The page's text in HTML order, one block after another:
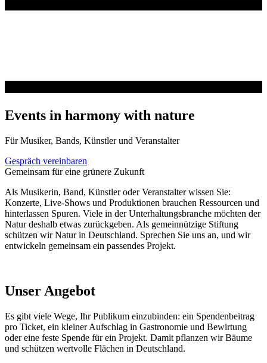
Events in harmony with nature
Für Musiker, Bands, Künstler und Veranstalter
Gespräch vereinbaren
Gemeinsam für eine grünere Zukunft
Als Musikerin, Band, Künstler oder Veranstalter wissen Sie:
Konzerte, Live-Shows und Produktionen brauchen Ressourcen und
hinterlassen Spuren. Viele in der Unterhaltungsbranche möchten der
Natur deshalb etwas zurückgeben. Als gemeinnützige Stiftung
schützen wir Natur in Deutschland. Sprechen Sie uns an, und wir
entwickeln gemeinsam ein passendes Projekt.
Unser Angebot
Es gibt viele Wege, Ihr Publikum einzubinden: ein Spendenbeitrag
pro Ticket, ein kleiner Aufschlag in Gastronomie und Bewirtung
oder eine feste Spende für ein Projekt. Damit pflanzen wir Bäume
und schützen wertvolle Flächen in Deutschland.